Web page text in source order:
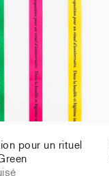
pour un rituel